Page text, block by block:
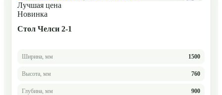
Лучшая цена
Новинка
Стол Челси 2-1
Ширина, мм 1500
Высота, мм 760
Глубина, мм 900